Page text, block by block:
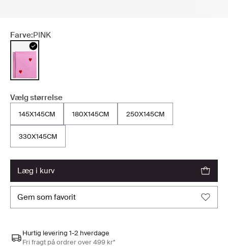
Farve:PINK
Vælg størrelse
145X145CM 180X145CM 250X145CM
330X145CM
læg i kurv
gem som favorit
Hurtig levering 1-2 hverdage
Fri fragt på ordrer over 499 kr*